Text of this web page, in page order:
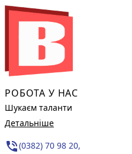
РОБОТА У НАС
Шукаєм таланти
Детальніше
phone_in_talk(0382) 70 98 20,